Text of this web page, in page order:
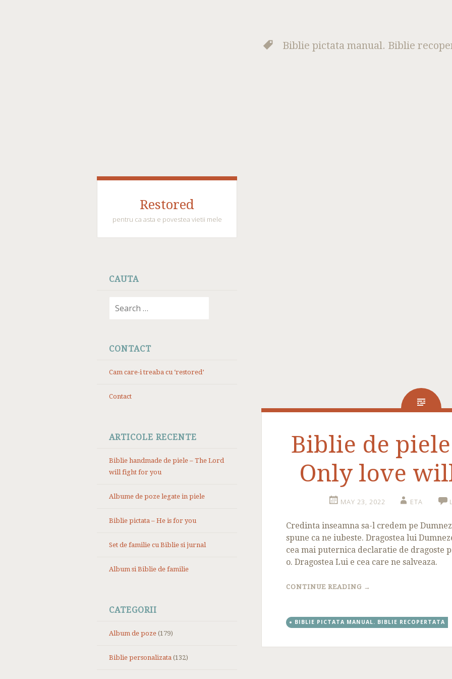
Restored
pentru ca asta e povestea vietii mele
CONTENT
CAUTA
CONTACT
Cam care-i treaba cu ‘restored’
Contact
ARTICOLE RECENTE
Biblie handmade de piele – The Lord
will fight for you
Albume de poze legate in piele
Biblie pictata – He is for you
Set de familie cu Biblie si jurnal
Album si Biblie de familie
CATEGORII
Album de poze (179)
Biblie personalizata (132)
Biblie pictata manual. Biblie
Biblie de
Only love
MAY 23, 2022 ETA
Credinta inseamna sa-l credem pe
spune ca ne iubeste. Dragostea lui
cea mai puternica declaratie de dragoste
o. Dragostea Lui e cea care ne salveaza.
CONTINUE READING →
BIBLIE PICTATA MANUAL. BIBLIE RECOPERTATA